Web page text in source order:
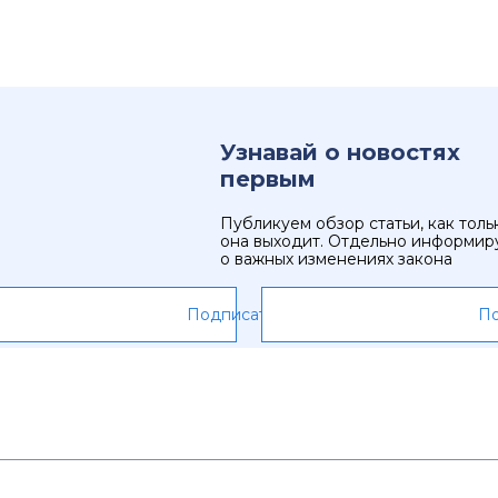
Узнавай о новостях
первым
Публикуем обзор статьи, как
она выходит. Отдельно
о важных изменениях закона
Подписаться